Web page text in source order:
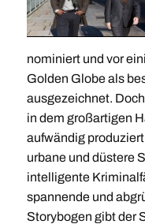
nominiert und vor
Golden Globe als
ausgezeichnet.
in dem großartigen
aufwändig
urbane und düstere
intelligente
spannende und
Storybogen gibt der